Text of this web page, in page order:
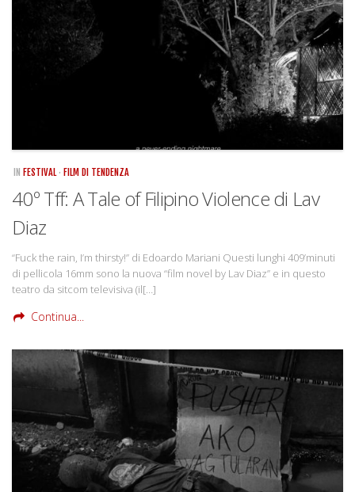
Copertine
Come eravamo
IN FESTIVAL· FILM DI TENDENZA
40º Tff: A Tale of Filipino Violence di Lav
Diaz
“Fuck the rain, I’m thirsty!” di Edoardo Mariani Questi lunghi 409’minuti
di pellicola 16mm sono la nuova “film novel by Lav Diaz” e in questo
teatro da sitcom televisiva (il[…]
Continua...